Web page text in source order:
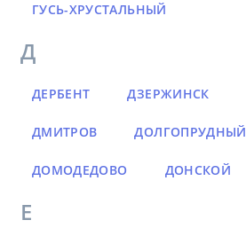
ГУСЬ-ХРУСТАЛЬНЫЙ
Д
ДЕРБЕНТ ДЗЕРЖИНСК
ДМИТРОВ ДОЛГОПРУДНЫЙ
ДОМОДЕДОВО ДОНСКОЙ
Е